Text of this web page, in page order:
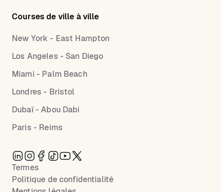
Courses de ville à ville
New York - East Hampton
Los Angeles - San Diego
Miami - Palm Beach
Londres - Bristol
Dubaï - Abou Dabi
Paris - Reims
Termes
Politique de confidentialité